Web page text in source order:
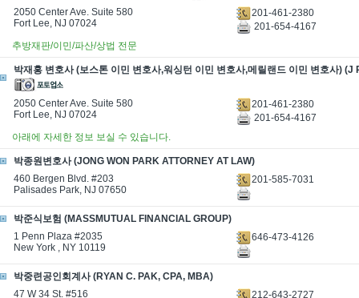
2050 Center Ave. Suite 580
Fort Lee, NJ 07024
201-461-2380
201-654-4167
추방재판/이민/파산/상법 전문
박재홍 변호사 (보스톤 이민 변호사,워싱턴 이민 변호사,메릴랜드 이민 변호사)
2050 Center Ave. Suite 580
Fort Lee, NJ 07024
201-461-2380
201-654-4167
아래에 자세한 정보 보실 수 있습니다.
박종원변호사 (JONG WON PARK ATTORNEY AT LAW)
460 Bergen Blvd. #203
Palisades Park, NJ 07650
201-585-7031
박준식보험 (MASSMUTUAL FINANCIAL GROUP)
1 Penn Plaza #2035
New York , NY 10119
646-473-4126
박중련공인회계사 (RYAN C. PAK, CPA, MBA)
47 W 34 St. #516
212-643-2727